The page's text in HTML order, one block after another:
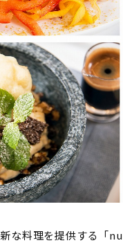
な料理を提供する「